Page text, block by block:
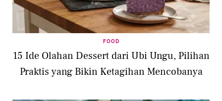
FOOD
15 Ide Olahan Dessert dari Ubi Ungu, Pilihan
Praktis yang Bikin Ketagihan Mencobanya